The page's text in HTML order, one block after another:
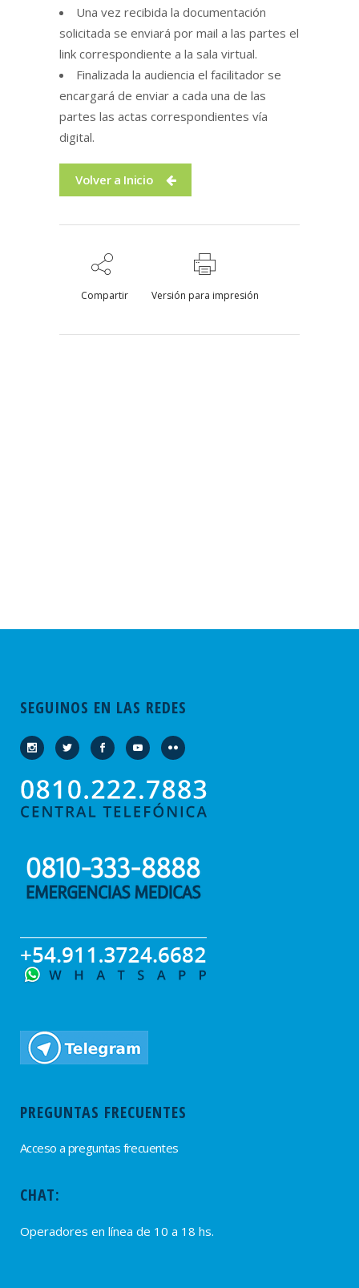
Una vez recibida la documentación
solicitada se enviará por mail a las partes el
link correspondiente a la sala virtual.
Finalizada la audiencia el facilitador se
encargará de enviar a cada una de las
partes las actas correspondientes vía
digital.
Volver a Inicio
Compartir Versión para impresión
SEGUINOS EN LAS REDES
PREGUNTAS FRECUENTES
Acceso a preguntas frecuentes
CHAT:
Operadores en línea de 10 a 18 hs.